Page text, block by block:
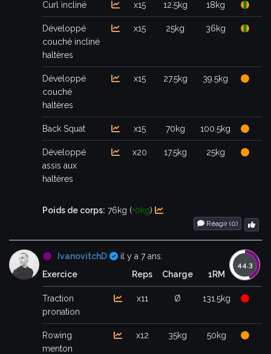
Curl incliné x15 12.5kg 18kg
Développé
couché incliné
haltères
x15 25kg 36kg
Développé
couché
haltères
x15 27.5kg 39.5kg
Back Squat x15 70kg 100.5kg
Développé
assis aux
haltères
x20 17.5kg 25kg
Poids de corps: 76kg (+0kg)
Réagir (0)
IvanovitchD Certifié
il y a 7 ans:
Exercice
Reps Charge 1RM
Traction
pronation
x11 Ø 131.5kg
Rowing
menton
x12 35kg 50kg